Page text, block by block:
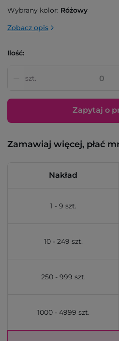
Wybrany kolor: Różowy
Zobacz opis
Ilość:
szt.
Zapytaj o
Zamawiaj więcej, płać
Nakład
1 - 9 szt.
10 - 249 szt.
250 - 999 szt.
1000 - 4999 szt.